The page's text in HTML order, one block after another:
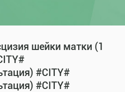
шейки матки (1
#CITY#
#CITY#